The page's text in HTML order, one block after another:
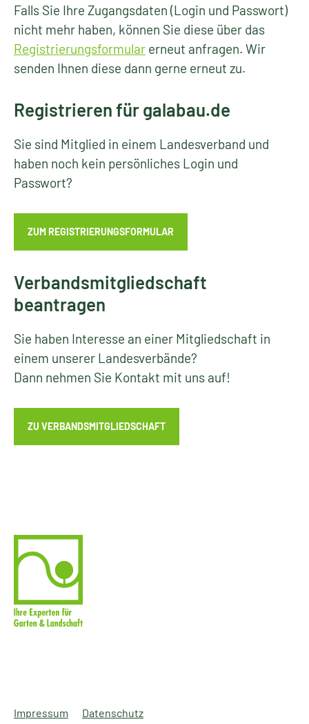
Falls Sie Ihre Zugangsdaten (Login und Passwort)
nicht mehr haben, können Sie diese über das
Registrierungsformular erneut anfragen. Wir
senden Ihnen diese dann gerne erneut zu.
Registrieren für galabau.de
Sie sind Mitglied in einem Landesverband und
haben noch kein persönliches Login und
Passwort?
ZUM REGISTRIERUNGSFORMULAR
Verbandsmitgliedschaft
beantragen
Sie haben Interesse an einer Mitgliedschaft in
einem unserer Landesverbände?
Dann nehmen Sie Kontakt mit uns auf!
ZU VERBANDSMITGLIEDSCHAFT
Impressum Datenschutz